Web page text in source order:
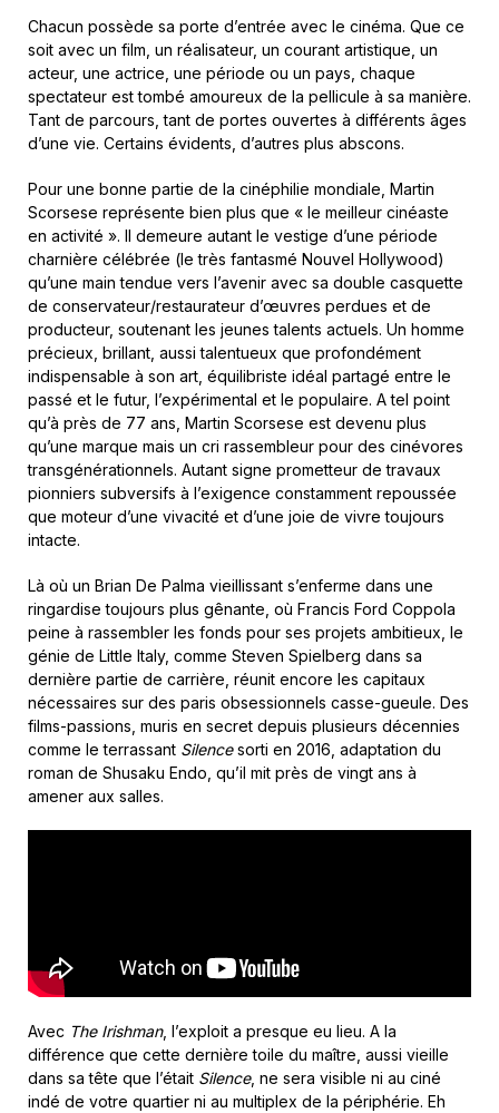
Chacun possède sa porte d’entrée avec le cinéma. Que ce
soit avec un film, un réalisateur, un courant artistique, un
acteur, une actrice, une période ou un pays, chaque
spectateur est tombé amoureux de la pellicule à sa manière.
Tant de parcours, tant de portes ouvertes à différents âges
d’une vie. Certains évidents, d’autres plus abscons.
Pour une bonne partie de la cinéphilie mondiale, Martin
Scorsese représente bien plus que « le meilleur cinéaste
en activité ». Il demeure autant le vestige d’une période
charnière célébrée (le très fantasmé Nouvel Hollywood)
qu’une main tendue vers l’avenir avec sa double casquette
de conservateur/restaurateur d’œuvres perdues et de
producteur, soutenant les jeunes talents actuels. Un homme
précieux, brillant, aussi talentueux que profondément
indispensable à son art, équilibriste idéal partagé entre le
passé et le futur, l’expérimental et le populaire. A tel point
qu’à près de 77 ans, Martin Scorsese est devenu plus
qu’une marque mais un cri rassembleur pour des cinévores
transgénérationnels. Autant signe prometteur de travaux
pionniers subversifs à l’exigence constamment repoussée
que moteur d’une vivacité et d’une joie de vivre toujours
intacte.
Là où un Brian De Palma vieillissant s’enferme dans une
ringardise toujours plus gênante, où Francis Ford Coppola
peine à rassembler les fonds pour ses projets ambitieux, le
génie de Little Italy, comme Steven Spielberg dans sa
dernière partie de carrière, réunit encore les capitaux
nécessaires sur des paris obsessionnels casse-gueule. Des
films-passions, muris en secret depuis plusieurs décennies
comme le terrassant Silencesorti en 2016, adaptation du
roman de Shusaku Endo, qu’il mit près de vingt ans à
amener aux salles.
Avec The Irishman, l’exploit a presque eu lieu. A la
différence que cette dernière toile du maître, aussi vieille
dans sa tête que l’était Silence, ne sera visible ni au ciné
indé de votre quartier ni au multiplex de la périphérie. Eh